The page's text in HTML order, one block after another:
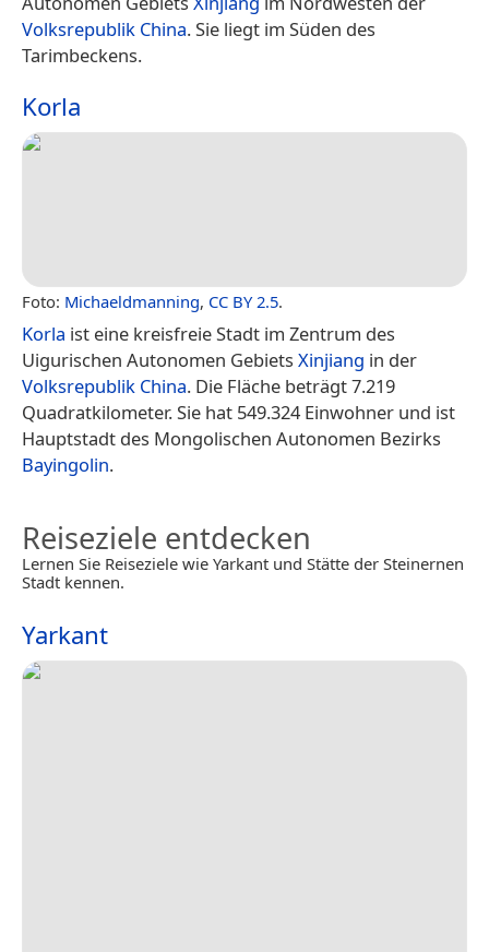
Volksrepublik China. Sie liegt im Süden des
Tarimbeckens.
Korla
Foto: Michaeldmanning, CC BY 2.5.
Korla ist eine kreisfreie Stadt im Zentrum des
Uigurischen Autonomen Gebiets Xinjiang in der
Volksrepublik China. Die Fläche beträgt 7.219
Quadratkilometer. Sie hat 549.324 Einwohner und ist
Hauptstadt des Mongolischen Autonomen Bezirks
Bayingolin.
Reiseziele entdecken
Lernen Sie Reiseziele wie Yarkant und Stätte der Steinernen
Stadt kennen.
Yarkant